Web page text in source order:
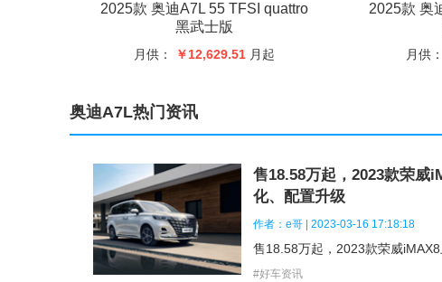
车门数(个)： 4
座位数(个)： 5
行李箱盖开合方式：
发动机
排量(L)： 2
2025款 奥迪A7L 55 TFSI quattro
黑武士版
月供： ￥12,629.51月起
2025款 奥
月供：
奥迪A7L热门资讯
售18.58万起，2023款荣威
化、配置升级
作者：e哥 | 2023-03-16 17:18:18
#好车资讯